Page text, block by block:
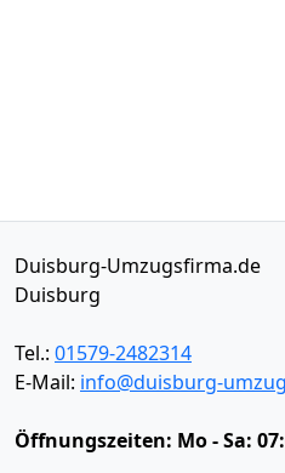
Duisburg-Umzugsfirma.de
Duisburg
Tel.: 01579-2482314
E-Mail: info@duisburg-
Öffnungszeiten: Mo - Sa: